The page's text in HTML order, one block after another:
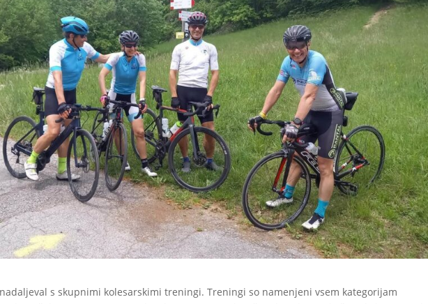
nadaljeval s skupnimi kolesarskimi treningi. Treningi so namenjeni vsem kategorijam